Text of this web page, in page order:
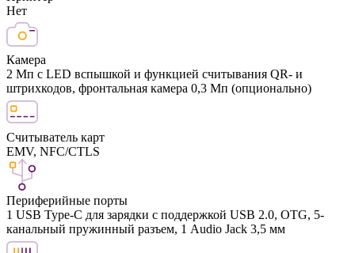
Нет
Камера
2 Мп с LED вспышкой и функцией считывания QR- и
штрихкодов, фронтальная камера 0,3 Mп (опционально)
Считыватель карт
EMV, NFC/CTLS
Периферийные порты
1 USB Type-C для зарядки с поддержкой USB 2.0, OTG, 5-
канальный пружинный разъем, 1 Audio Jack 3,5 мм